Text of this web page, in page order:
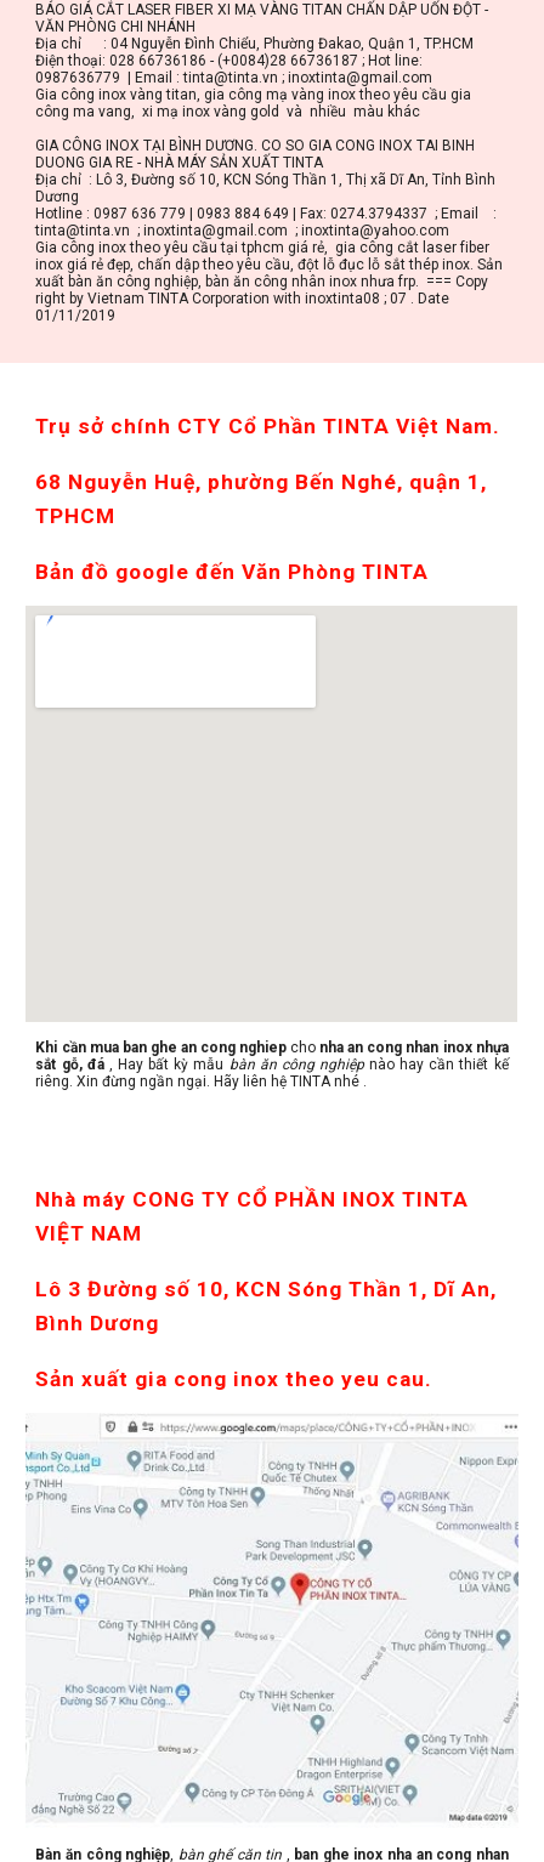
BÁO GIÁ CẮT LASER FIBER XI MẠ VÀNG TITAN CHẤN DẬP UỐN ĐỘT -
VĂN PHÒNG CHI NHÁNH
Địa chỉ      : 04 Nguyễn Đình Chiểu, Phường Đakao, Quận 1, TP.HCM
Điện thoại: 028 66736186 - (+0084)28 66736187 ; Hot line:
0987636779  | Email : tinta@tinta.vn ; inoxtinta@gmail.com
Gia công inox vàng titan, gia công mạ vàng inox theo yêu cầu gia
công ma vang,  xi mạ inox vàng gold  và  nhiều  màu khác
GIA CÔNG INOX TẠI BÌNH DƯƠNG. CO SO GIA CONG INOX TAI BINH
DUONG GIA RE - NHÀ MÁY SẢN XUẤT TINTA
Địa chỉ  : Lô 3, Đường số 10, KCN Sóng Thần 1, Thị xã Dĩ An, Tỉnh Bình
Dương
Hotline : 0987 636 779 | 0983 884 649 | Fax: 0274.3794337  ; Email    :
tinta@tinta.vn  ; inoxtinta@gmail.com  ; inoxtinta@yahoo.com
Gia công inox theo yêu cầu tại tphcm giá rẻ,  gia công cắt laser fiber
inox giá rẻ đẹp, chấn dập theo yêu cầu, đột lỗ đục lỗ sắt thép inox. Sản
xuất bàn ăn công nghiệp, bàn ăn công nhân inox nhưa frp.  === Copy
right by Vietnam TINTA Corporation with inoxtinta08 ; 07 . Date
01/11/2019
Trụ sở chính CTY Cổ Phần TINTA Việt Nam.
68 Nguyễn Huệ, phường Bến Nghé, quận 1,
TPHCM
Bản đồ google đến Văn Phòng TINTA
Khi cần mua ban ghe an cong nghiep cho nha an cong nhan inox nhựa
sắt gỗ, đá, Hay bất kỳ mẫu bàn ăn công nghiệpnào hay cần thiết kế
riêng. Xin đừng ngần ngại. Hãy liên hệ TINTA nhé .
Nhà máy CONG TY CỔ PHẦN INOX TINTA
VIỆT NAM
Lô 3 Đường số 10, KCN Sóng Thần 1, Dĩ An,
Bình Dương
Sản xuất gia cong inox theo yeu cau.
Bàn ăn công nghiệp, bàn ghế căn tin , ban ghe inox nha an cong nhan